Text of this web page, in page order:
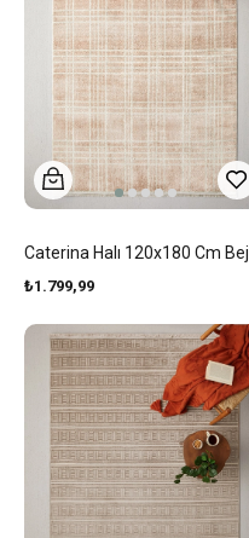
Caterina Halı 120x180 Cm Bej
₺1.799,99